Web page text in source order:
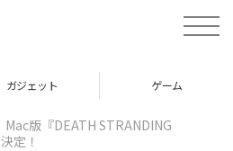
t
o
ガジェット ゲーム
Mac版『DEATH STRANDING
定！